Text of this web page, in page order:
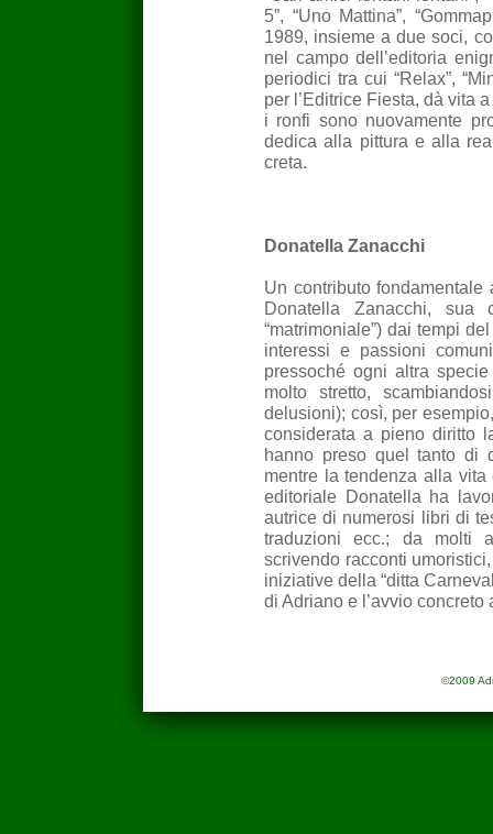
5”, “Uno Mattina”,
1989, insieme a due soci,
nel campo dell’editoria
periodici tra cui “Relax”,
per l’Editrice Fiesta, dà vita
i ronfi sono nuovamente
dedica alla pittura e alla
creta.
Donatella Zanacchi
Un contributo
Donatella Zanacchi, sua
“matrimoniale”) dai tempi
interessi e passioni
pressoché ogni altra
molto stretto,
delusioni); così, per
considerata a pieno diritto
hanno preso quel tanto di
mentre la tendenza alla
editoriale Donatella ha
autrice di numerosi libri di
traduzioni ecc.; da molti
scrivendo racconti
iniziative della “ditta
di Adriano e l’avvio
©2009